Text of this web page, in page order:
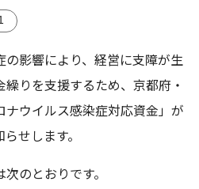
の影響により、経営に支障が生
りを支援するため、京都府・
ナウイルス感染症対応資金」が
せします。
のとおりです。